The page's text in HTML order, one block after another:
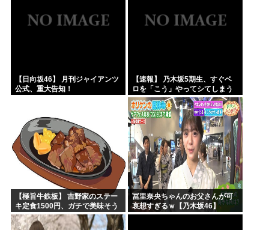
【日向坂46】 月刊ジャイアンツ
公式、重大告知！
【速報】 乃木坂5期生、すぐベ
ロを「こう」やってシてしまう
ｗｗｗｗｗｗ
【極旨牛鉄板】 吉野家のステー
キ定食1500円、ガチで美味そう
ｗｗｗ
冨里奈央ちゃんのお父さんが可
哀想すぎるｗ【乃木坂46】